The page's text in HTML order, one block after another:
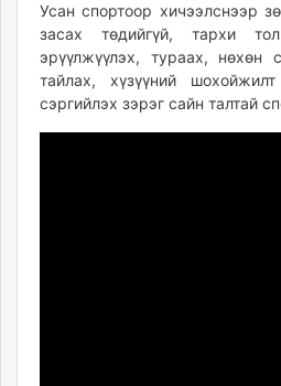
24tsag.mn
shuud.mn
eagle.mn
ergelt.mn
zarig.mn
Усан спортоор хичээлснээр
засах төдийгүй, тархи
эрүүлжүүлэх, тураах, нөхөн
тайлах, хүзүүний
сэргийлэх зэрэг сайн талтай